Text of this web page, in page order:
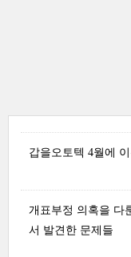
갑을오토텍 4월에
개표부정 의혹을 다
서 발견한 문제들